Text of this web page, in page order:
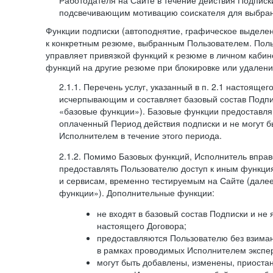
подсвечивающим мотивацию соискателя для
Функции подписки (автоподнятие, графическое
к конкретным резюме, выбранным Пользователем.
управляет привязкой функций к резюме в личном
функций на другие резюме при блокировке или
2.1.1. Перечень услуг, указанный в п. 2.1
исчерпывающим и составляет базовый состав
«базовые функции»). Базовые функции
оплаченный Период действия подписки и не могут
Исполнителем в течение этого периода.
2.1.2. Помимо Базовых функций, Исполнитель
предоставлять Пользователю доступ к иным
и сервисам, временно тестируемым на Сайте
функции»). Дополнительные функции:
не входят в базовый состав Подписки и
настоящего Договора;
предоставляются Пользователю без
в рамках проводимых Исполнителем
могут быть добавлены, изменены,